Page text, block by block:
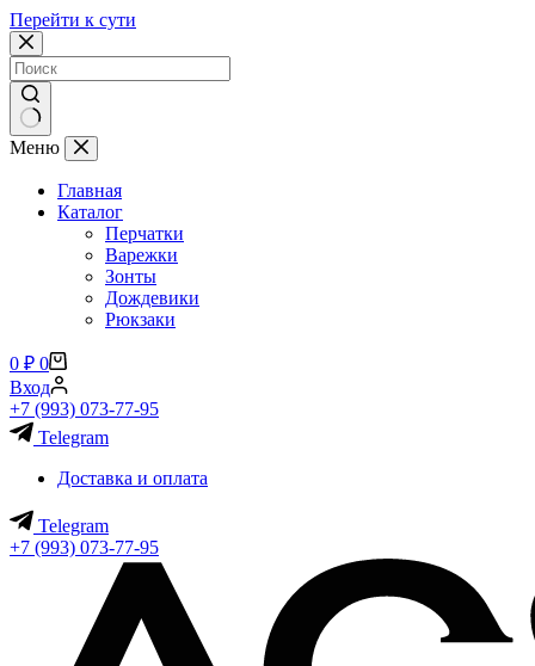
Перейти к сути
Ничего
найдено
Меню
Главная
Каталог
Перчатки
Варежки
Зонты
Дождевики
Рюкзаки
Корзина
0 ₽ 0
Вход
+7 (993) 073-77-95
Telegram
Доставка и оплата
Telegram
+7 (993) 073-77-95